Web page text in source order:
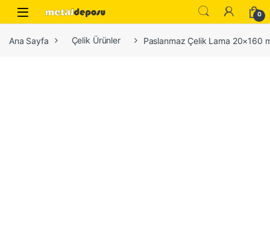
Skip to navigation
Skip to content
0
Ana Sayfa Çelik Ürünler Paslanmaz Çelik Lama 20×160